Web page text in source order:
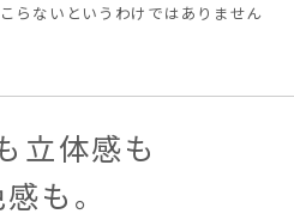
らないというわけではありません
立体感も
も。